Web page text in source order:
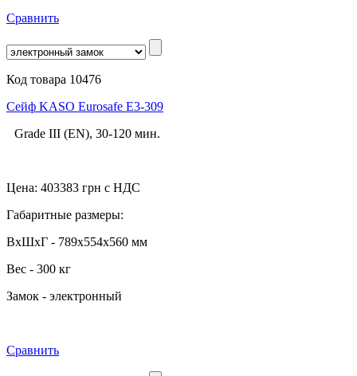
Сравнить
Код товара 10476
Сейф KASO Eurosafe E3-309
Grade III (EN), 30-120 мин.
Цена: 403383 грн с НДС
Габаритные размеры:
ВхШхГ - 789x554x560 мм
Вес - 300 кг
Замок - электронный
Сравнить